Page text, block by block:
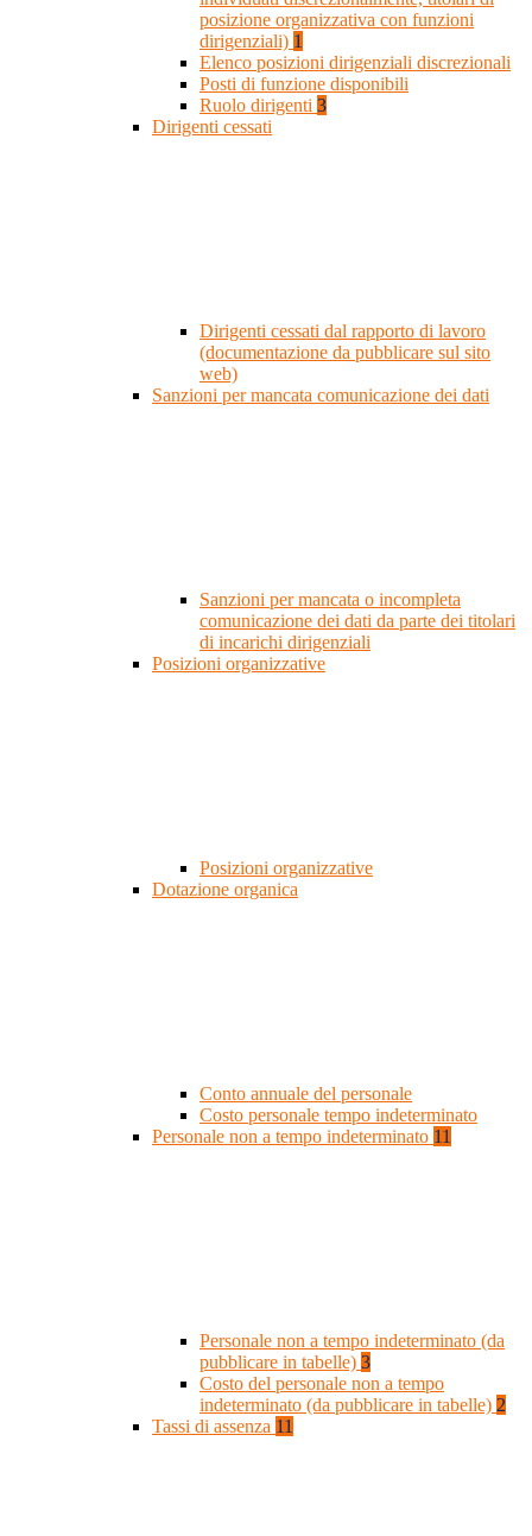
posizione organizzativa con funzioni
dirigenziali) 1
Elenco posizioni dirigenziali discrezionali
Posti di funzione disponibili
Ruolo dirigenti 3
Dirigenti cessati
Dirigenti cessati dal rapporto di lavoro
(documentazione da pubblicare sul sito
web)
Sanzioni per mancata comunicazione dei dati
Sanzioni per mancata o incompleta
comunicazione dei dati da parte dei titolari
di incarichi dirigenziali
Posizioni organizzative
Posizioni organizzative
Dotazione organica
Conto annuale del personale
Costo personale tempo indeterminato
Personale non a tempo indeterminato 11
Personale non a tempo indeterminato (da
pubblicare in tabelle) 3
Costo del personale non a tempo
indeterminato (da pubblicare in tabelle) 2
Tassi di assenza 11